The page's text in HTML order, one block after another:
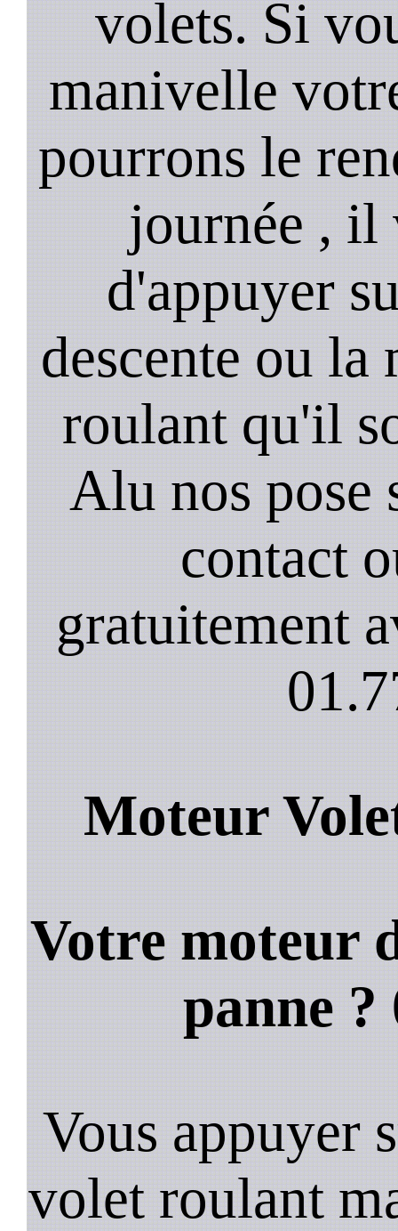
volets. Si
manivelle
pourrons le
journée , il
d'appuyer
descente ou
roulant qu'il
Alu nos pose
contact
gratuitement
Moteur
Votre moteur
panne ?
Vous appuyer
volet roulant